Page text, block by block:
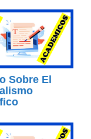
Sobre El